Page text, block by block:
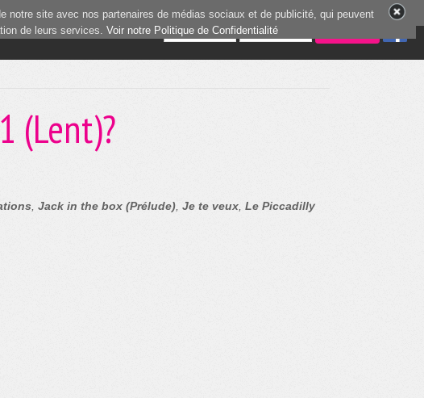
8 joueurs en ligne
(Lent)?
Jack in the box (Prélude) Je te veux Le Piccadilly
notre site avec nos partenaires de médias sociaux et de publicité, qui peuvent
de leurs services. Voir notre Politique de Confidentialité